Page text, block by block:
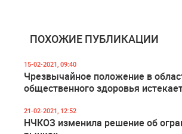
ПОХОЖИЕ ПУБЛИКАЦИИ
15-02-2021, 09:40
Чрезвычайное положение в
общественного здоровья
21-02-2021, 12:52
НЧКОЗ изменила решение об